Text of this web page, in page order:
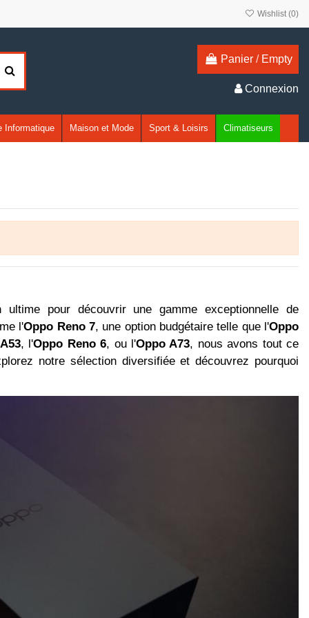
Wishlist (0)
Panier / Empty
Connexion
Informatique Maison et Mode Sport & Loisirs Climatiseurs
pour découvrir une gamme exceptionnelle de
l'Oppo Reno 7, une option budgétaire telle que l'Oppo
, l'Oppo Reno 6, ou l'Oppo A73, nous avons tout ce
notre sélection diversifiée et découvrez pourquoi